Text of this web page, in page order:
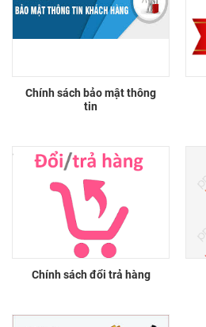
Chính sách bảo mật thông
tin
Chính sách đổi trả hàng